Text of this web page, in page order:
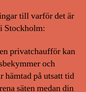
till varför det är
i Stockholm:
privatchaufför kan
och
på utsatt tid
säten medan din